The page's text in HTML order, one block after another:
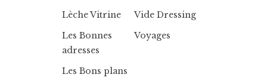
Lèche Vitrine
Les Bonnes
adresses
Les Bons plans
Vide Dressing
Voyages